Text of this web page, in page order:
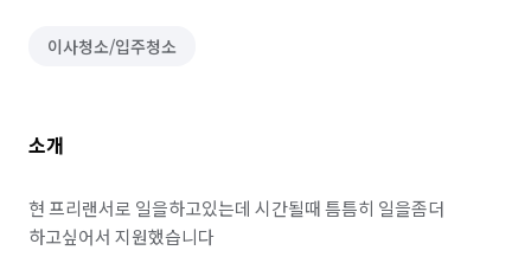
이사청소/입주청소
소개
현 프리랜서로 일을하고있는데 시간될때 틈틈히 일을좀더
하고싶어서 지원했습니다